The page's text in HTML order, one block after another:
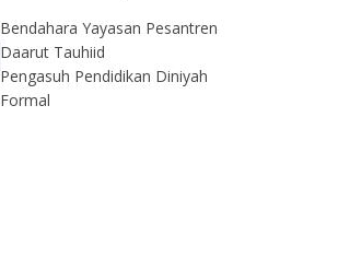
Bendahara Yayasan Pesantren
Daarut Tauhiid
Pengasuh Pendidikan Diniyah
Formal